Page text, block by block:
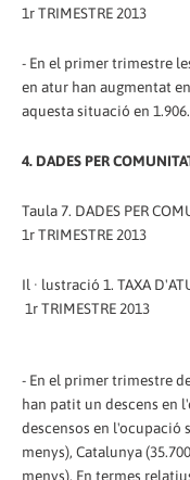
1r TRIMESTRE 2013
- En el primer trimestre
en atur han augmentat
aquesta situació en
4. DADES PER
Taula 7. DADES PER
1r TRIMESTRE 2013
Il · lustració 1. TAXA
1r TRIMESTRE 2013
- En el primer trimestre
han patit un descens en
descensos en l'ocupació
menys), Catalunya
menys). En termes